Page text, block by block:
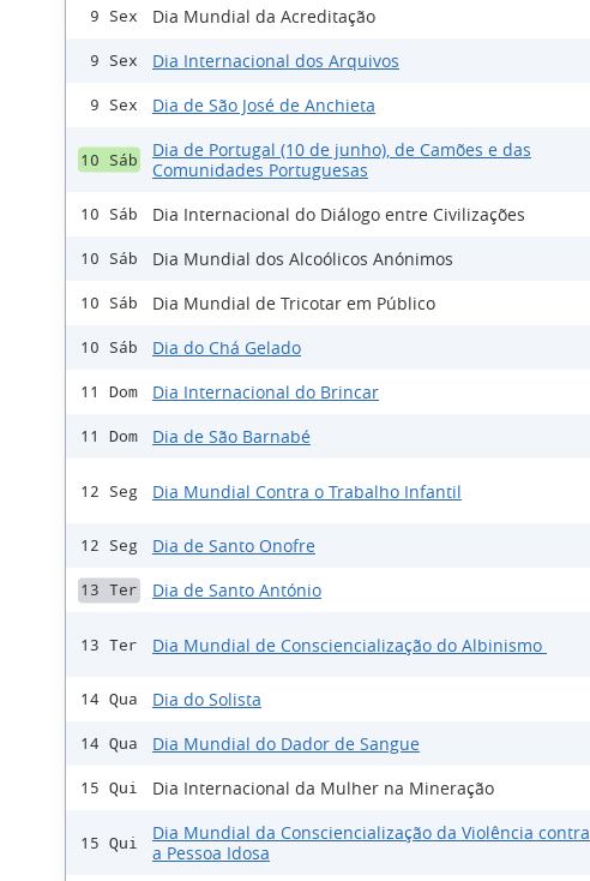
9 Sex Dia Mundial da Acreditação
9 Sex Dia Internacional dos Arquivos
9 Sex Dia de São José de Anchieta
10 Sáb
Dia de Portugal (10 de junho), de Camões e das
Comunidades Portuguesas
10 Sáb Dia Internacional do Diálogo entre Civilizações
10 Sáb Dia Mundial dos Alcoólicos Anónimos
10 Sáb Dia Mundial de Tricotar em Público
10 Sáb Dia do Chá Gelado
11 Dom Dia Internacional do Brincar
11 Dom Dia de São Barnabé
12 Seg Dia Mundial Contra o Trabalho Infantil
12 Seg Dia de Santo Onofre
13 Ter Dia de Santo António
13 Ter Dia Mundial de Consciencialização do Albinismo
14 Qua Dia do Solista
14 Qua Dia Mundial do Dador de Sangue
15 Qui Dia Internacional da Mulher na Mineração
15 Qui
Dia Mundial da Consciencialização da Violência contra
a Pessoa Idosa